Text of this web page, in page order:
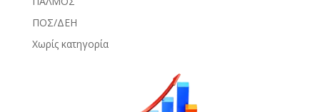
ΠΟΣ/ΔΕΗ
Χωρίς κατηγορία